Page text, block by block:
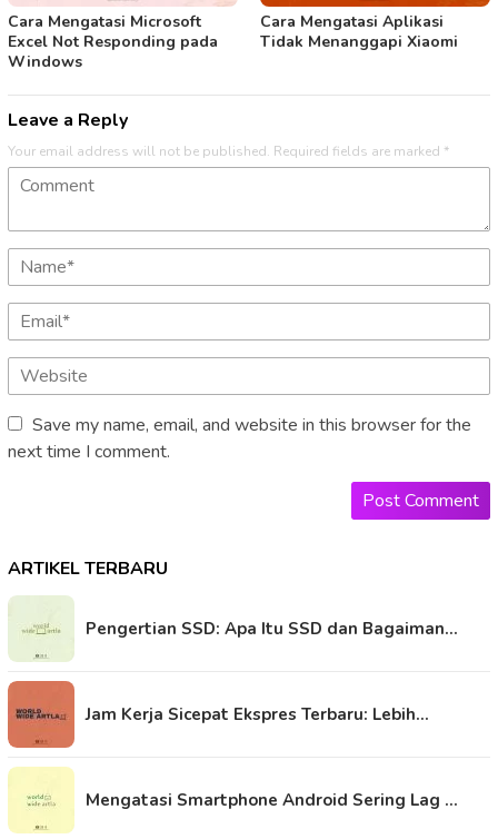
Cara Mengatasi Microsoft
Excel Not Responding pada
Windows
Cara Mengatasi Aplikasi
Tidak Menanggapi Xiaomi
Leave a Reply
Your email address will not be published. Required fields are marked *
Save my name, email, and website in this browser for the
next time I comment.
ARTIKEL TERBARU
Pengertian SSD: Apa Itu SSD dan Bagaiman…
Jam Kerja Sicepat Ekspres Terbaru: Lebih…
Mengatasi Smartphone Android Sering Lag …